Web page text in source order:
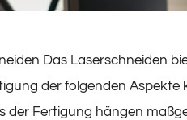
Das Laserschneiden
der folgenden
der Fertigung hängen